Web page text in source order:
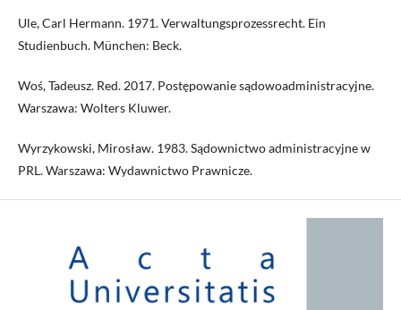
Ule, Carl Hermann. 1971. Verwaltungsprozessrecht. Ein
Studienbuch. München: Beck.
Woś, Tadeusz. Red. 2017. Postępowanie sądowoadministracyjne.
Warszawa: Wolters Kluwer.
Wyrzykowski, Mirosław. 1983. Sądownictwo administracyjne w
PRL. Warszawa: Wydawnictwo Prawnicze.